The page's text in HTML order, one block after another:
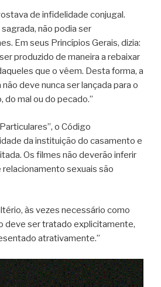
de infidelidade conjugal.
não podia ser
Em seus Princípios Gerais, dizia:
produzido de maneira a rebaixar
que o vêem. Desta forma, a
deve nunca ser lançada para o
do mal ou do pecado.”
o Código
da instituição do casamento e
Os filmes não deverão inferir
sexuais são
às vezes necessário como
deve ser tratado explicitamente,
atrativamente.”